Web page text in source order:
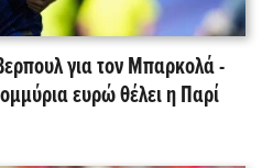
για τον Μπαρκολά -
ευρώ θέλει η Παρί